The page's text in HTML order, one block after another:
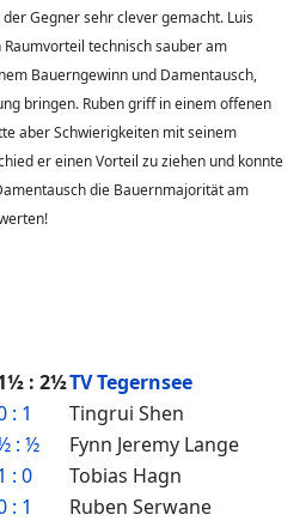
Gegner sehr clever gemacht. Luis
technisch sauber am
Bauerngewinn und Damentausch,
bringen. Ruben griff in einem offenen
aber Schwierigkeiten mit seinem
er einen Vorteil zu ziehen und konnte
die Bauernmajorität am
: 2½TV Tegernsee
: 1
Tingrui Shen
: ½
Fynn Jeremy Lange
: 0
Tobias Hagn
: 1 Ruben Serwane